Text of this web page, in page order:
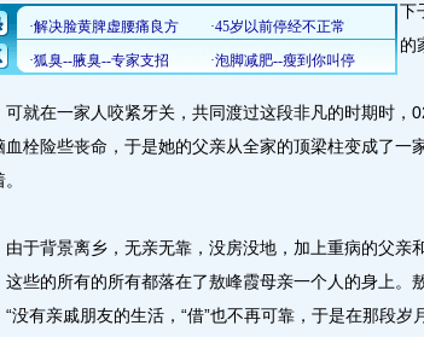
下
的
在一家人咬紧牙关，共同渡过这段非凡的时期时，
血栓险些丧命，于是她的父亲从全家的顶梁柱变成了一
背景离乡，无亲无靠，没房没地，加上重病的父亲
这些的所有的所有都落在了敖峰霞母亲一个人的身上。
“没有亲戚朋友的生活，“借”也不再可靠，于是在那段岁